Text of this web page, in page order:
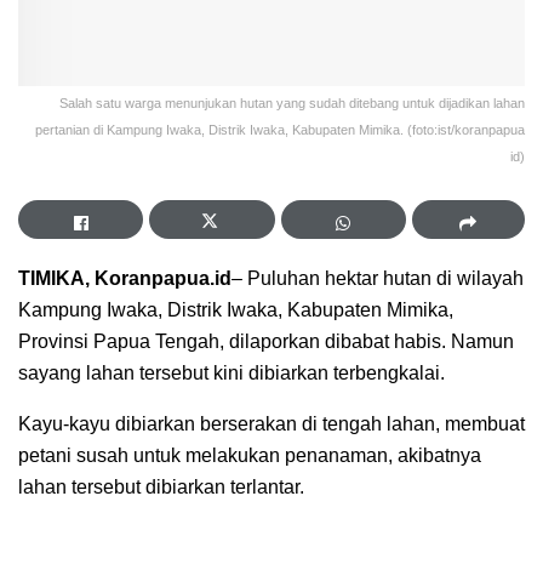
Salah satu warga menunjukan hutan yang sudah ditebang untuk dijadikan lahan
pertanian di Kampung Iwaka, Distrik Iwaka, Kabupaten Mimika. (foto:ist/koranpapua
id)
TIMIKA, Koranpapua.id– Puluhan hektar hutan di wilayah
Kampung Iwaka, Distrik Iwaka, Kabupaten Mimika,
Provinsi Papua Tengah, dilaporkan dibabat habis. Namun
sayang lahan tersebut kini dibiarkan terbengkalai.
Kayu-kayu dibiarkan berserakan di tengah lahan, membuat
petani susah untuk melakukan penanaman, akibatnya
lahan tersebut dibiarkan terlantar.